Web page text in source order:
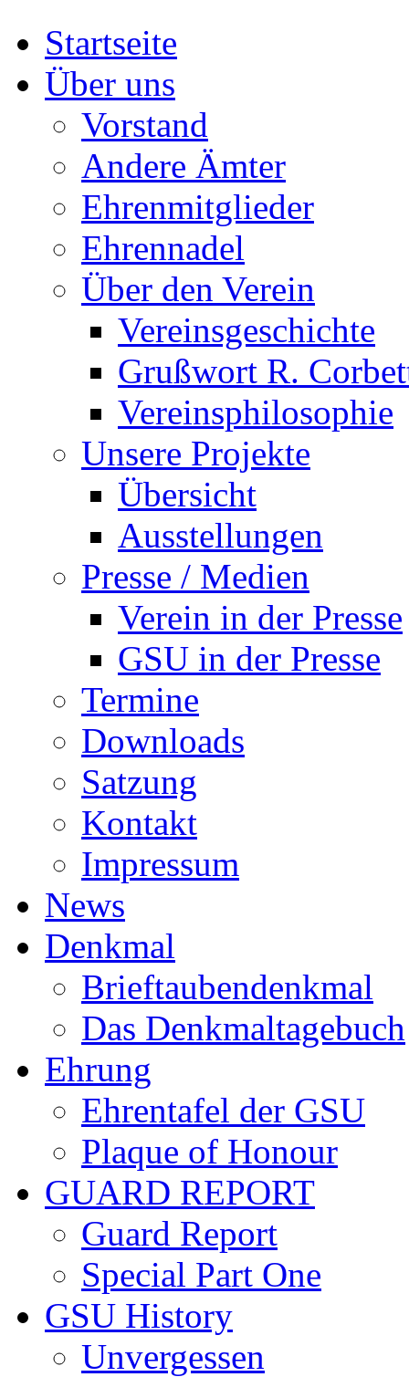
Startseite
Über uns
Vorstand
Andere Ämter
Ehrenmitglieder
Ehrennadel
Über den Verein
Vereinsgeschichte
Grußwort R.
Vereinsphilosophie
Unsere Projekte
Übersicht
Ausstellungen
Presse / Medien
Verein in der Presse
GSU in der Presse
Termine
Downloads
Satzung
Kontakt
Impressum
News
Denkmal
Brieftaubendenkmal
Das Denkmaltagebuch
Ehrung
Ehrentafel der GSU
Plaque of Honour
GUARD REPORT
Guard Report
Special Part One
GSU History
Unvergessen